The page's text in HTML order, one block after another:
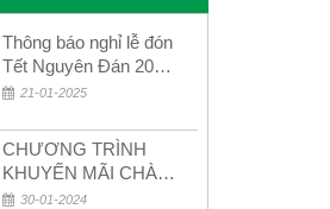
Thông báo nghỉ lễ đón
Tết Nguyên Đán 2026
– Xuân Bính Ngọ!
21-01-2025
CHƯƠNG TRÌNH
KHUYẾN MÃI CHÀO
MỪNG NĂM MỚI
30-01-2024